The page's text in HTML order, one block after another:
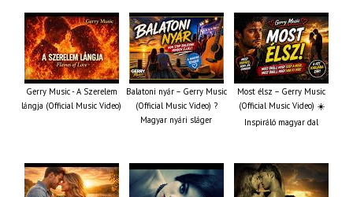
Gerry Music - A Szerelem
lángja (Official Music Video)
Balatoni nyár – Gerry Music
(Official Music Video) ?
Magyar nyári sláger
Most élsz – Gerry Music
(Official Music Video) ☀️
Inspiráló magyar dal